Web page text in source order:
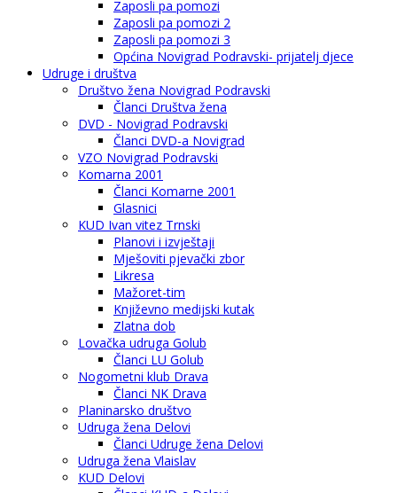
Zaposli pa pomozi
Zaposli pa pomozi 2
Zaposli pa pomozi 3
Općina Novigrad Podravski- prijatelj djece
Udruge i društva
Društvo žena Novigrad Podravski
Članci Društva žena
DVD - Novigrad Podravski
Članci DVD-a Novigrad
VZO Novigrad Podravski
Komarna 2001
Članci Komarne 2001
Glasnici
KUD Ivan vitez Trnski
Planovi i izvještaji
Mješoviti pjevački zbor
Likresa
Mažoret-tim
Književno medijski kutak
Zlatna dob
Lovačka udruga Golub
Članci LU Golub
Nogometni klub Drava
Članci NK Drava
Planinarsko društvo
Udruga žena Delovi
Članci Udruge žena Delovi
Udruga žena Vlaislav
KUD Delovi